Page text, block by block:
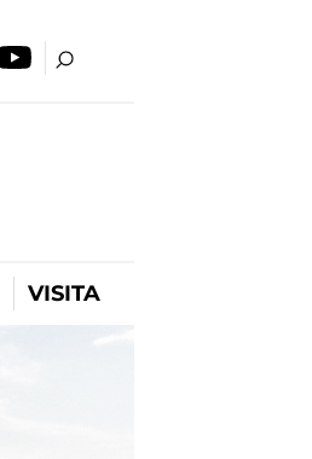
VISITA